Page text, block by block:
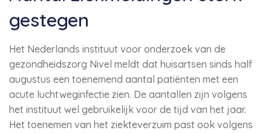
gestegen
Het Nederlands instituut voor onderzoek van de
gezondheidszorg Nivel meldt dat huisartsen sinds half
augustus een toenemend aantal patiënten met een
acute luchtweginfectie zien. De aantallen zijn volgens
het instituut wel gebruikelijk voor de tijd van het jaar.
Het toenemen van het ziekteverzuim past ook volgens